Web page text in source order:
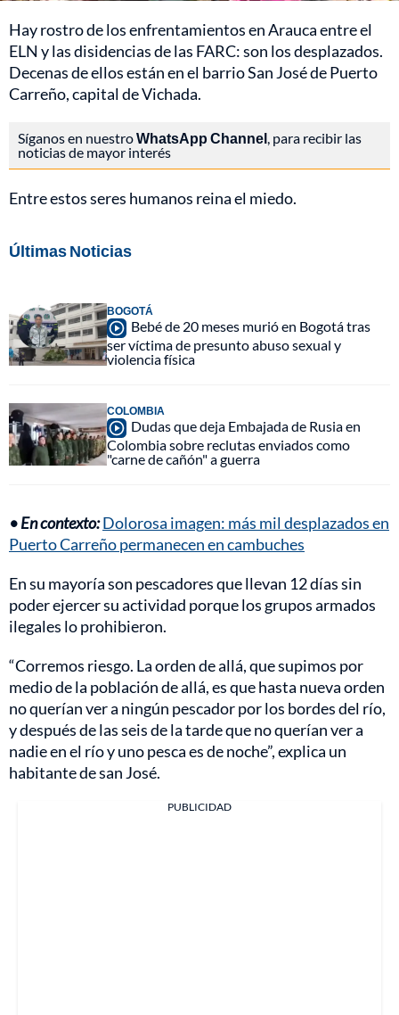
Hay rostro de los enfrentamientos en Arauca entre el
ELN y las disidencias de las FARC: son los desplazados.
Decenas de ellos están en el barrio San José de Puerto
Carreño, capital de Vichada.
Síganos en nuestroWhatsApp Channel , para recibir las
noticias de mayor interés
Entre estos seres humanos reina el miedo.
Últimas Noticias
BOGOTÁ
Bebé de 20 meses murió en Bogotá tras
ser víctima de presunto abuso sexual y
violencia física
COLOMBIA
Dudas que deja Embajada de Rusia en
Colombia sobre reclutas enviados como
"carne de cañón" a guerra
• En contexto:Dolorosa imagen: más mil desplazados en
Puerto Carreño permanecen en cambuches
En su mayoría son pescadores que llevan 12 días sin
poder ejercer su actividad porque los grupos armados
ilegales lo prohibieron.
“Corremos riesgo. La orden de allá, que supimos por
medio de la población de allá, es que hasta nueva orden
no querían ver a ningún pescador por los bordes del río,
y después de las seis de la tarde que no querían ver a
nadie en el río y uno pesca es de noche”, explica un
habitante de san José.
PUBLICIDAD